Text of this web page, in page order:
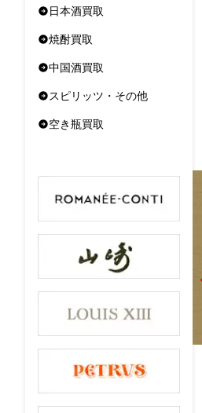
日本酒買取
焼酎買取
中国酒買取
スピリッツ・その他
空き瓶買取